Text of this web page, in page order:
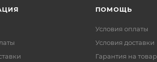
ПОМОЩЬ
Условия оплаты
Условия доставки
Гарантия на товар